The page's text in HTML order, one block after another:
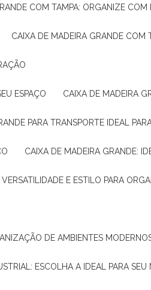
COM TAMPA: ORGANIZE
CAIXA DE MADEIRA GRANDE
ESPAÇO CAIXA DE MADEIRA
PARA TRANSPORTE IDEAL
CAIXA DE MADEIRA GRANDE:
VERSATILIDADE E ESTILO PARA
DE AMBIENTES
ESCOLHA A IDEAL PARA SEU